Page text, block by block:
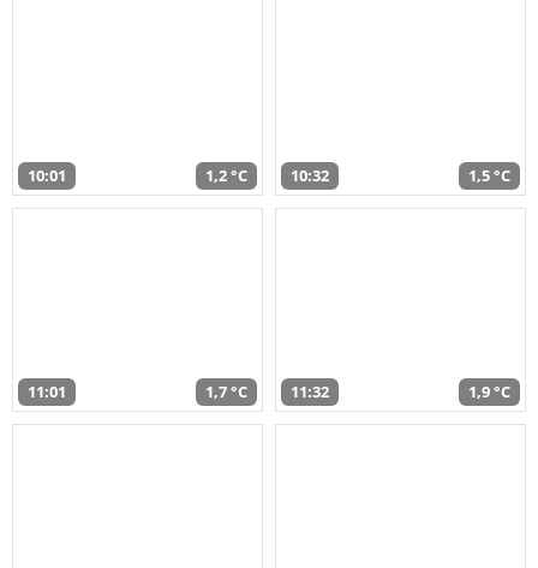
10:01 1,2 °C 10:32 1,5 °C
11:01 1,7 °C 11:32 1,9 °C